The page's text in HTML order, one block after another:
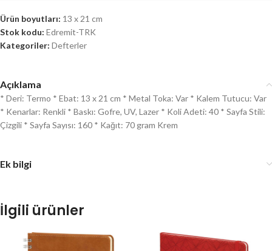
Ürün boyutları: 13 x 21 cm
Stok kodu: Edremit-TRK
Kategoriler: Defterler
Açıklama
* Deri: Termo * Ebat: 13 x 21 cm * Metal Toka: Var * Kalem Tutucu: Var
* Kenarlar: Renkli * Baskı: Gofre, UV, Lazer * Koli Adeti: 40 * Sayfa Stili:
Çizgili * Sayfa Sayısı: 160 * Kağıt: 70 gram Krem
Ek bilgi
İlgili ürünler